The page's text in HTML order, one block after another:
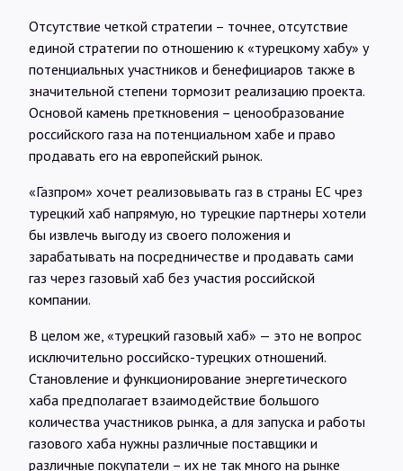
Отсутствие четкой стратегии – точнее, отсутствие
единой стратегии по отношению к «турецкому хабу» у
потенциальных участников и бенефициаров также в
значительной степени тормозит реализацию проекта.
Основой камень преткновения – ценообразование
российского газа на потенциальном хабе и право
продавать его на европейский рынок.
«Газпром» хочет реализовывать газ в страны ЕС чрез
турецкий хаб напрямую, но турецкие партнеры хотели
бы извлечь выгоду из своего положения и
зарабатывать на посредничестве и продавать сами
газ через газовый хаб без участия российской
компании.
В целом же, «турецкий газовый хаб» — это не вопрос
исключительно российско-турецких отношений.
Становление и функционирование энергетического
хаба предполагает взаимодействие большого
количества участников рынка, а для запуска и работы
газового хаба нужны различные поставщики и
различные покупатели – их не так много на рынке